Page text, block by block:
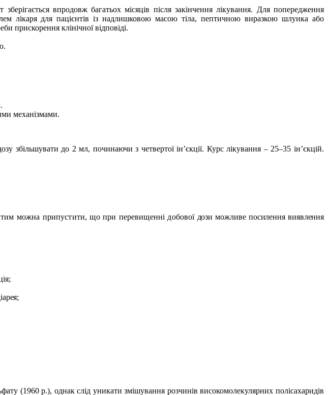
впродовж багатьох місяців після закінчення лікування. Для попередження
лікаря для пацієнтів із надлишковою масою тіла, пептичною виразкою шлунка або
прискорення клінічної відповіді.
механізмами.
збільшувати до 2 мл, починаючи з четвертої ін’єкції. Курс лікування – 25–35 ін’єкцій.
тим можна припустити, що при перевищенні добової дози можливе посилення виявлення
(1960 р.), однак слід уникати змішування розчинів високомолекулярних полісахаридів